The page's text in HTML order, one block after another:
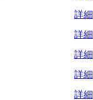
詳細
詳細
詳細
詳細
詳細